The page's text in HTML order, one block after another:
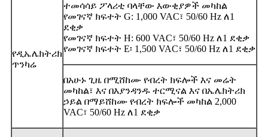
የዲኤሌክትሪክ
ጥንካሬ
ተመሳሳይ ፖላሪቲ ባላቸው እውቂያዎች መካከል
የመገናኛ ክፍተት G: 1,000 VAC፣ 50/60 Hz ለ1
ደቂቃ
የመገናኛ ክፍተት H: 600 VAC፣ 50/60 Hz ለ1 ደቂቃ
የመገናኛ ክፍተት E፡ 1,500 VAC፣ 50/60 Hz ለ1 ደቂቃ
በአሁኑ ጊዜ በሚሸከሙ የብረት ክፍሎች እና መሬት
መካከል፣ እና በእያንዳንዱ ተርሚናል እና በኤሌክትሪክ
ኃይል በማይሸከሙ የብረት ክፍሎች መካከል 2,000
VAC፣ 50/60 Hz ለ1 ደቂቃ